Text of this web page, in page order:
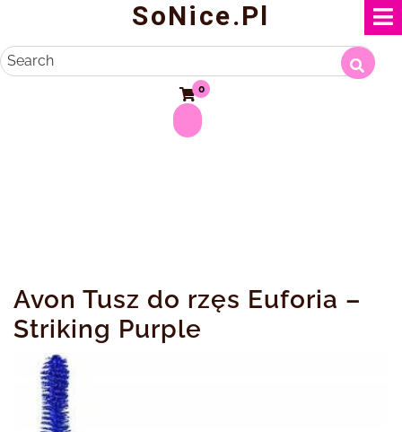
content
SoNice.pl
Search
0
Avon Tusz do rzęs Euforia –
Striking Purple